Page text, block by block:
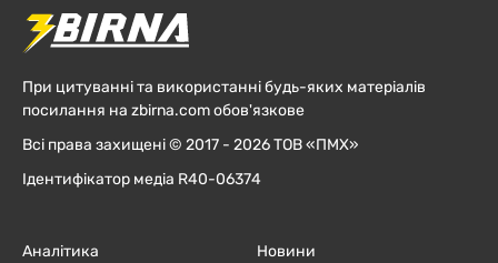
При цитуванні та використанні будь-яких матеріалів
посилання на zbirna.com обов'язкове
Всі права захищені © 2017 - 2026 ТОВ «ПМХ»
Ідентифікатор медіа R40-06374
Аналітика
Новини